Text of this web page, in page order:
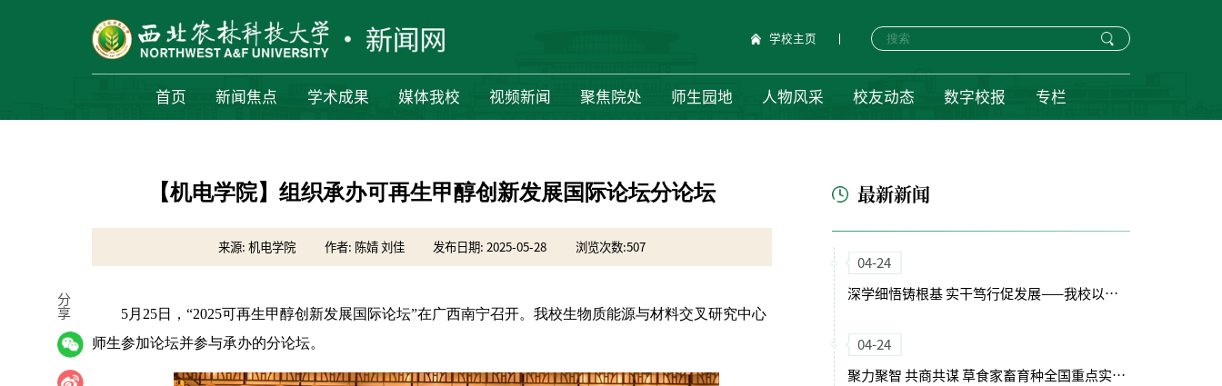
学校主页
首页 新闻焦点 学术成果 媒体我校 视频新闻 聚焦院处 师生园地 人物风采 校友动态 数字校报 专栏
【机电学院】组织承办可再生甲醇创新发展国际论坛分论坛
来源: 机电学院 作者: 陈婧 刘佳 发布日期: 2025-05-28 浏览次数:507
5月25日，“2025可再生甲醇创新发展国际论坛”在广西南宁召开。我校生物质能源与材料交叉研究中心
师生参加论坛并参与承办的分论坛。
分
享
最新新闻
04-24
深学细悟铸根基 实干笃行促发展——我校以正确政绩观引领“十五五”开局新征程
04-24
聚力聚智 共商共谋 草食家畜育种全国重点实验室（筹）学术委员会会议召开